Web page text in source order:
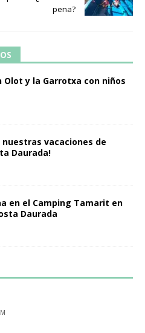
pena?
Olot y la Garrotxa con niños
nuestras vacaciones de
Daurada!
en el Camping Tamarit en
Daurada